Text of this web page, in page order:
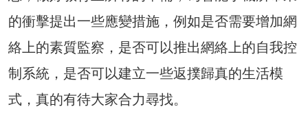
的衝擊提出一些應變措施，例如是否需要增加網
絡上的素質監察，是否可以推出網絡上的自我控
制系統，是否可以建立一些返撲歸真的生活模
式，真的有待大家合力尋找。